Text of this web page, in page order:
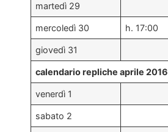
martedì 29
mercoledì 30 h. 17:00
giovedì 31
calendario repliche aprile 2016
venerdì 1
sabato 2